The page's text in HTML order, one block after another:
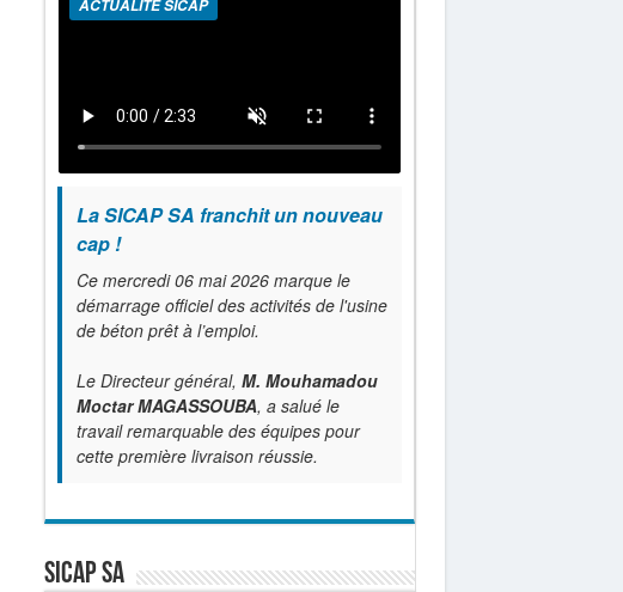
ACTUALITÉ SICAP
La SICAP SA franchit un nouveau
cap !
Ce mercredi 06 mai 2026 marque le
démarrage officiel des activités de l'usine
de béton prêt à l’emploi.
Le Directeur général, M. Mouhamadou
Moctar MAGASSOUBA, a salué le
travail remarquable des équipes pour
cette première livraison réussie.
SICAP SA